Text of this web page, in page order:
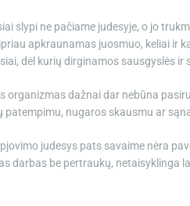
slypi ne pačiame judesyje, o jo
apkraunamas juosmuo, keliai ir
dėl kurių dirginamos sausgyslės
organizmas dažnai dar nebūna
patempimu, nugaros skausmu ar
judesys pats savaime nėra
darbas be pertraukų, netaisyklinga